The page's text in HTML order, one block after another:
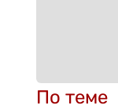
По теме